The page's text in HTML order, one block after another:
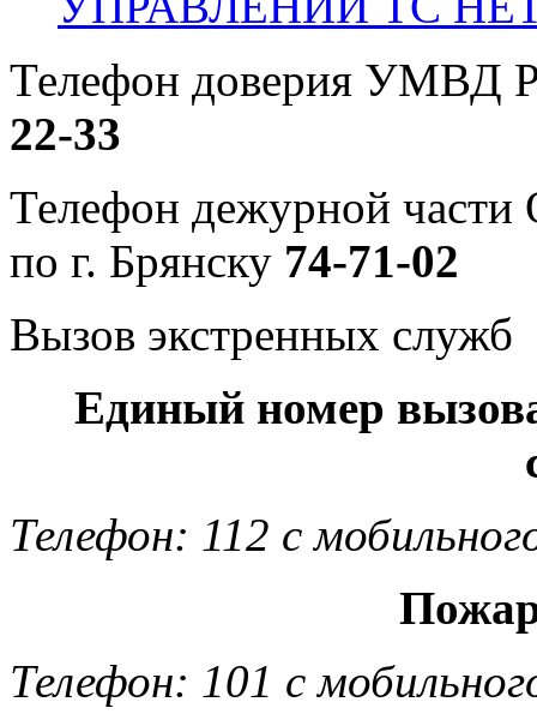
Телефон доверия УМВД
22-33
Телефон дежурной
по г. Брянску 74-71-02
Вызов экстренных служб
Единый номер
Телефон: 112 с
Телефон: 101 с